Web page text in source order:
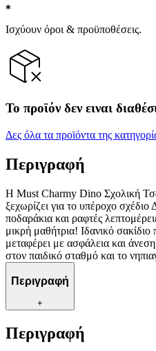
Ισχύουν όροι & προϋποθέσεις.
Το προϊόν δεν ειναι
Δες όλα τα προϊόντα της
Περιγραφή
Η Must Charmy Dino Σχολική
ξεχωρίζει για το υπέροχο σχέδιο
ποδαράκια και ραφτές
μικρή μαθήτρια! Ιδανικό
μεταφέρει με ασφάλεια και
στον παιδικό σταθμό και το
Περιγραφή
+
Περιγραφή